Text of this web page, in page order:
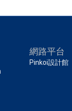
網路平台
Pinkoi設計館